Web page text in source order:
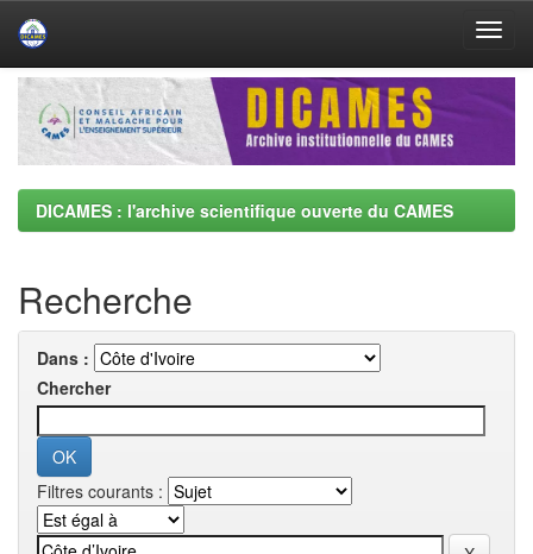
Skip
navigation
DICAMES : l'archive scientifique ouverte du CAMES
Recherche
Dans :
Chercher
Filtres courants :